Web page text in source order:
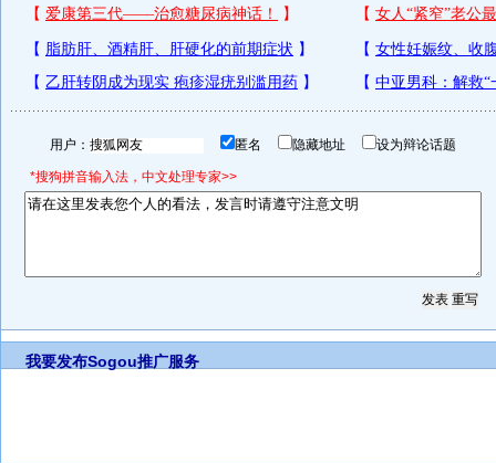
用户： 匿名 隐藏地址 设为辩论话题
*搜狗拼音输入法，中文处理专家>>
我要发布Sogou推广服务